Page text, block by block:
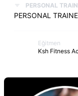
PERSONAL
PERSONAL
Eğitmen
Ksh Fitness